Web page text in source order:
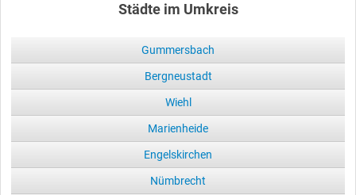
Städte im Umkreis
Gummersbach
Bergneustadt
Wiehl
Marienheide
Engelskirchen
Nümbrecht